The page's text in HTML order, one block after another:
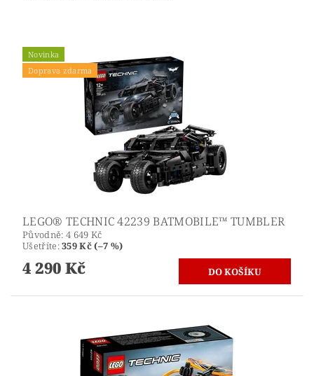
Novinka
Doprava zdarma
LEGO® TECHNIC 42239 BATMOBILE™ TUMBLER
Původně: 4 649 Kč
Ušetříte:359 Kč (–7 %)
4 290 Kč